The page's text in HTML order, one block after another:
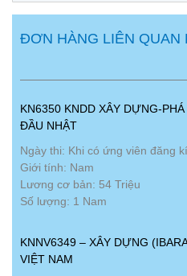
ĐƠN HÀNG LIÊN QUAN
KN6350 KNDD XÂY DỰNG-
ĐẦU NHẬT
Ngày thi: Khi có ứng viên đăng kí
Giới tính: Nam
Lương cơ bản: 54 Triệu
Số lượng: 1 Nam
KNNV6349 – XÂY DỰNG
VIỆT NAM